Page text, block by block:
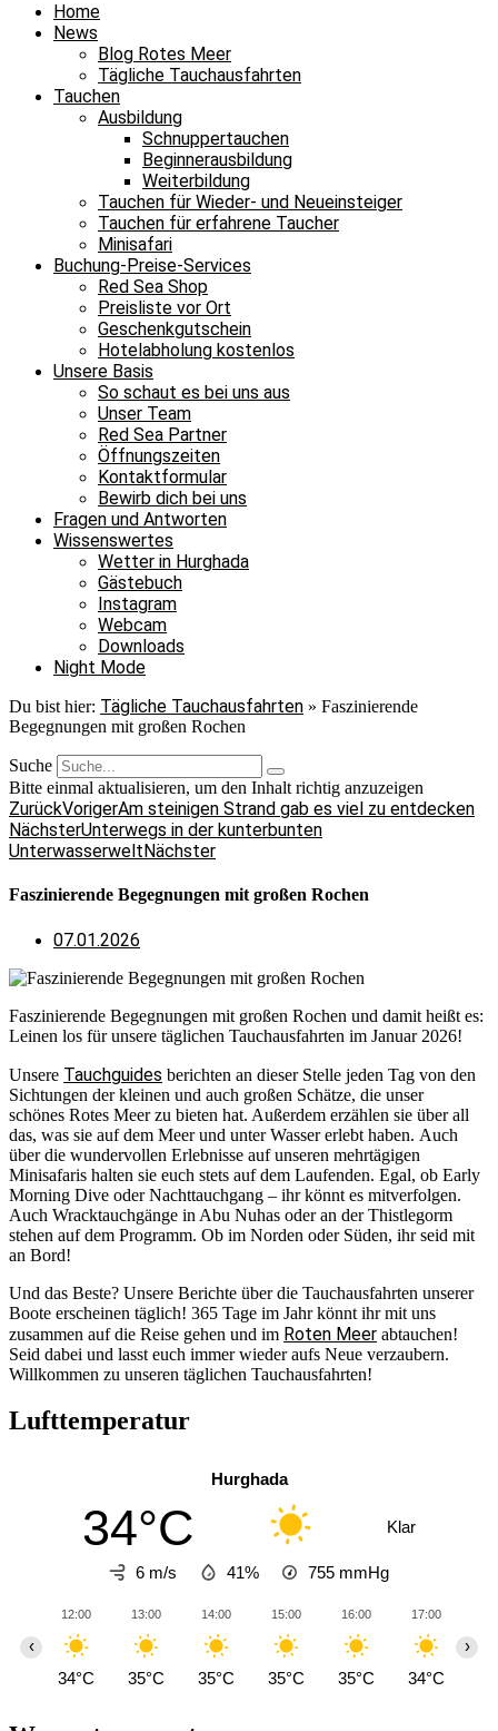
Home
News
Blog Rotes Meer
Tägliche Tauchausfahrten
Tauchen
Ausbildung
Schnuppertauchen
Beginnerausbildung
Weiterbildung
Tauchen für Wieder- und Neueinsteiger
Tauchen für erfahrene Taucher
Minisafari
Buchung-Preise-Services
Red Sea Shop
Preisliste vor Ort
Geschenkgutschein
Hotelabholung kostenlos
Unsere Basis
So schaut es bei uns aus
Unser Team
Red Sea Partner
Öffnungszeiten
Kontaktformular
Bewirb dich bei uns
Fragen und Antworten
Wissenswertes
Wetter in Hurghada
Gästebuch
Instagram
Webcam
Downloads
Night Mode
Du bist hier: Tägliche Tauchausfahrten » Faszinierende
Begegnungen mit großen Rochen
Suche
Bitte einmal aktualisieren, um den Inhalt richtig anzuzeigen
ZurückVorigerAm steinigen Strand gab es viel zu entdecken
NächsterUnterwegs in der kunterbunten
UnterwasserweltNächster
Faszinierende Begegnungen mit großen Rochen
07.01.2026
Faszinierende Begegnungen mit großen Rochen und damit heißt es:
Leinen los für unsere täglichen Tauchausfahrten im Januar 2026!
Unsere Tauchguides berichten an dieser Stelle jeden Tag von den
Sichtungen der kleinen und auch großen Schätze, die unser
schönes Rotes Meer zu bieten hat. Außerdem erzählen sie über all
das, was sie auf dem Meer und unter Wasser erlebt haben. Auch
über die wundervollen Erlebnisse auf unseren mehrtägigen
Minisafaris halten sie euch stets auf dem Laufenden. Egal, ob Early
Morning Dive oder Nachttauchgang – ihr könnt es mitverfolgen.
Auch Wracktauchgänge in Abu Nuhas oder an der Thistlegorm
stehen auf dem Programm. Ob im Norden oder Süden, ihr seid mit
an Bord!
Und das Beste? Unsere Berichte über die Tauchausfahrten unserer
Boote erscheinen täglich! 365 Tage im Jahr könnt ihr mit uns
zusammen auf die Reise gehen und im Roten Meer abtauchen!
Seid dabei und lasst euch immer wieder aufs Neue verzaubern.
Willkommen zu unseren täglichen Tauchausfahrten!
Lufttemperatur
Hurghada
34°C Klar
6 m/s 41% 755 mmHg
12:00
34°C
13:00
35°C
14:00
35°C
15:00
35°C
16:00
35°C
17:00
34°C
‹ ›